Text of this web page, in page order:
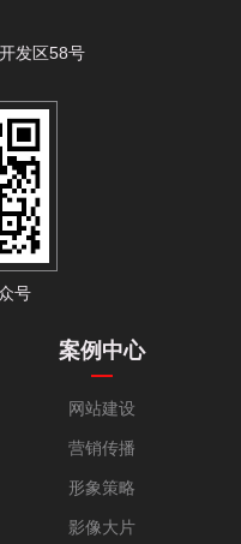
发区58号
号
案例中心
网站建设
营销传播
形象策略
影像大片